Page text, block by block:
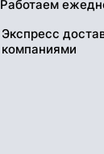
Работаем
Экспресс
компаниями